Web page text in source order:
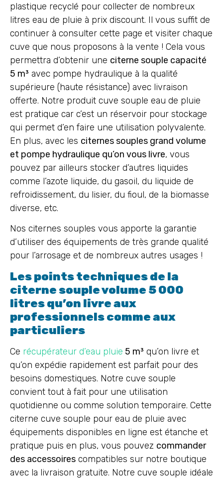
plastique recyclé pour collecter de nombreux
litres eau de pluie à prix discount. Il vous suffit de
continuer à consulter cette page et visiter chaque
cuve que nous proposons à la vente ! Cela vous
permettra d’obtenir une citerne souple capacité
5 m³ avec pompe hydraulique à la qualité
supérieure (haute résistance) avec livraison
offerte. Notre produit cuve souple eau de pluie
est pratique car c’est un réservoir pour stockage
qui permet d’en faire une utilisation polyvalente.
En plus, avec les citernes souples grand volume
et pompe hydraulique qu’on vous livre, vous
pouvez par ailleurs stocker d’autres liquides
comme l’azote liquide, du gasoil, du liquide de
refroidissement, du lisier, du fioul, de la biomasse
diverse, etc.
Nos citernes souples vous apporte la garantie
d’utiliser des équipements de très grande qualité
pour l’arrosage et de nombreux autres usages !
Les points techniques de la
citerne souple volume 5 000
litres qu’on livre aux
professionnels comme aux
particuliers
Ce récupérateur d’eau pluie 5 m³ qu’on livre et
qu’on expédie rapidement est parfait pour des
besoins domestiques. Notre cuve souple
convient tout à fait pour une utilisation
quotidienne ou comme solution temporaire. Cette
citerne cuve souple pour eau de pluie avec
équipements disponibles en ligne est étanche et
pratique puis en plus, vous pouvez commander
des accessoires compatibles sur notre boutique
avec la livraison gratuite. Notre cuve souple idéale